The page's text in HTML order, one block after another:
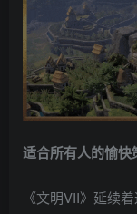
适合所有人的愉快
《文明VII》延续